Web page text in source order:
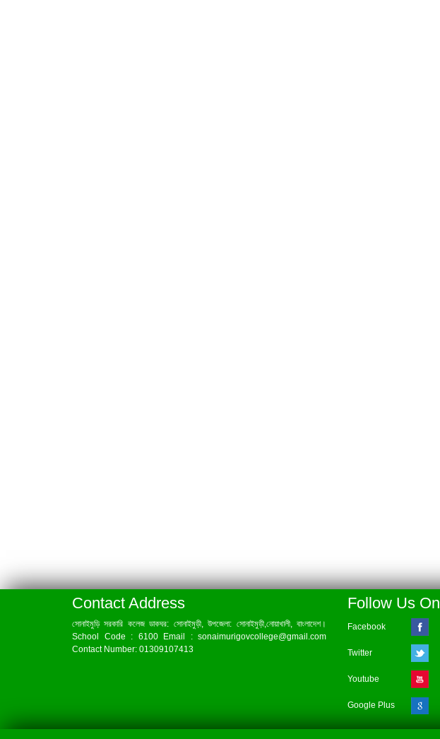
Contact Address
সোনাইমুড়ি সরকারি কলেজ ডাকঘর: সোনাইমুড়ী, উপজেলা: সোনাইমুড়ী,নোয়াখালী, বাংলাদেশ।
School Code : 6100 Email : sonaimurigovcollege@gmail.com
Contact Number: 01309107413
Follow Us On
Facebook
Twitter
Youtube
Google Plus